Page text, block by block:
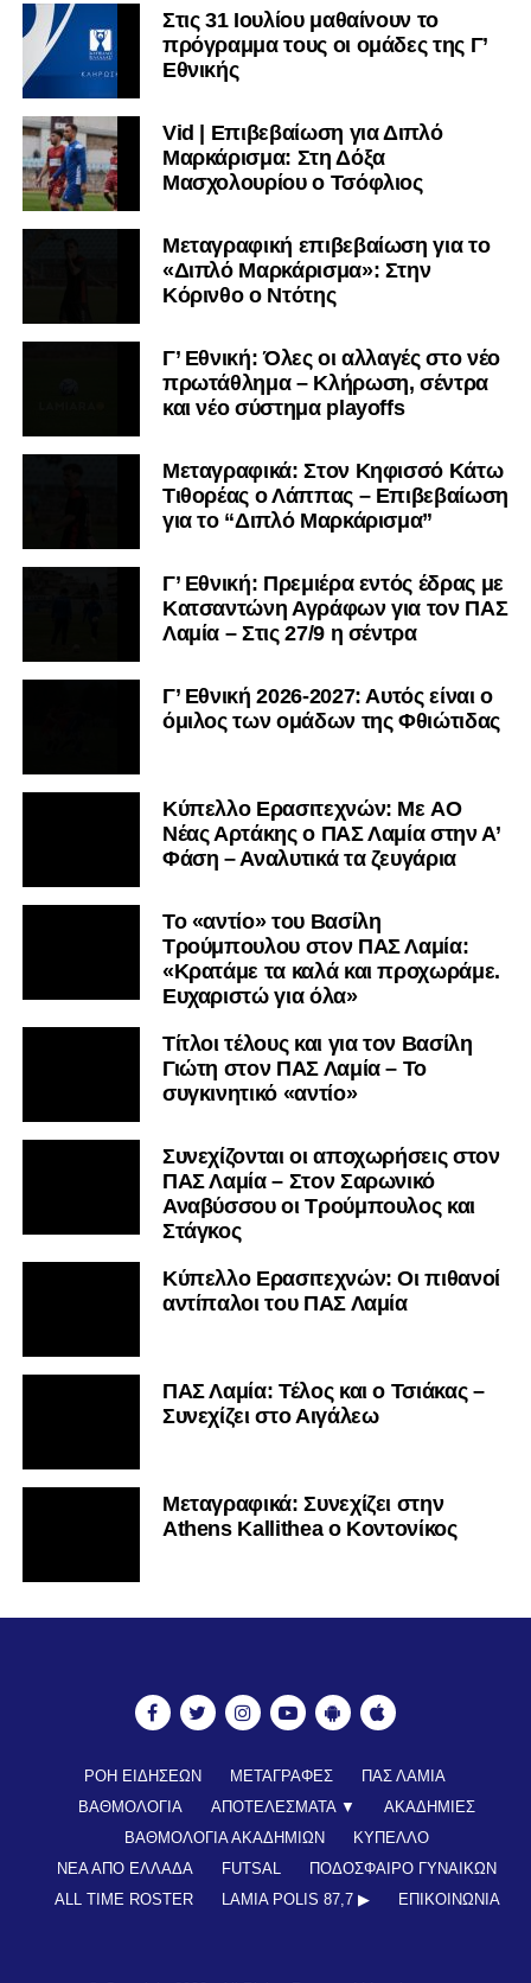
Στις 31 Ιουλίου μαθαίνουν το
πρόγραμμα τους οι ομάδες της Γ’
Εθνικής
Vid | Επιβεβαίωση για Διπλό
Μαρκάρισμα: Στη Δόξα
Μασχολουρίου ο Τσόφλιος
Μεταγραφική επιβεβαίωση για το
«Διπλό Μαρκάρισμα»: Στην
Κόρινθο ο Ντότης
Γ’ Εθνική: Όλες οι αλλαγές στο νέο
πρωτάθλημα – Κλήρωση, σέντρα
και νέο σύστημα playoffs
Μεταγραφικά: Στον Κηφισσό Κάτω
Τιθορέας ο Λάππας – Επιβεβαίωση
για το “Διπλό Μαρκάρισμα”
Γ’ Εθνική: Πρεμιέρα εντός έδρας με
Κατσαντώνη Αγράφων για τον ΠΑΣ
Λαμία – Στις 27/9 η σέντρα
Γ’ Εθνική 2026-2027: Αυτός είναι ο
όμιλος των ομάδων της Φθιώτιδας
Kύπελλο Ερασιτεχνών: Με AO
Nέας Αρτάκης ο ΠΑΣ Λαμία στην Α’
Φάση – Αναλυτικά τα ζευγάρια
Το «αντίο» του Βασίλη
Τρούμπουλου στον ΠΑΣ Λαμία:
«Κρατάμε τα καλά και προχωράμε.
Ευχαριστώ για όλα»
Τίτλοι τέλους και για τον Βασίλη
Γιώτη στον ΠΑΣ Λαμία – Το
συγκινητικό «αντίο»
Συνεχίζονται οι αποχωρήσεις στον
ΠΑΣ Λαμία – Στον Σαρωνικό
Αναβύσσου οι Τρούμπουλος και
Στάγκος
Κύπελλο Ερασιτεχνών: Οι πιθανοί
αντίπαλοι του ΠΑΣ Λαμία
ΠΑΣ Λαμία: Τέλος και ο Τσιάκας –
Συνεχίζει στο Αιγάλεω
Mεταγραφικά: Συνεχίζει στην
Athens Kallithea ο Κοντονίκος
ΡΟΗ ΕΙΔΗΣΕΩΝ ΜΕΤΑΓΡΑΦΕΣ
ΠΑΣ ΛΑΜΙΑ
ΒΑΘΜΟΛΟΓΙΑ
ΑΠΟΤΕΛΕΣΜΑΤΑ ▼
ΑΚΑΔΗΜΙΕΣ
ΒΑΘΜΟΛΟΓΙΑ ΑΚΑΔΗΜΙΩΝ
ΚΥΠΕΛΛΟ
ΝΕΑ ΑΠΟ ΕΛΛΑΔΑ
FUTSAL
ΠΟΔΟΣΦΑΙΡΟ ΓΥΝΑΙΚΩΝ
ALL TIME ROSTER
LAMIA POLIS 87,7 ▶︎ ΕΠΙΚΟΙΝΩΝΊΑ